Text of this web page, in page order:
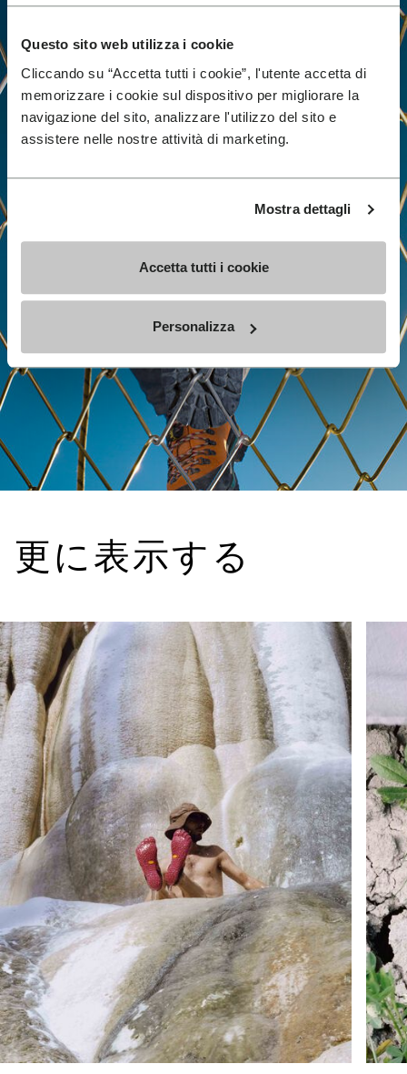
Questo sito web utilizza i cookie
Cliccando su “Accetta tutti i cookie”, l'utente accetta di
memorizzare i cookie sul dispositivo per migliorare la
navigazione del sito, analizzare l'utilizzo del sito e
assistere nelle nostre attività di marketing.
Mostra dettagli
Accetta tutti i cookie
Personalizza
更に表示する